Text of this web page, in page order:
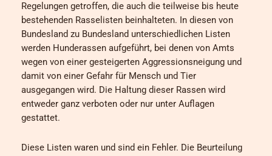
Regelungen getroffen, die auch die teilweise bis heute
bestehenden Rasselisten beinhalteten. In diesen von
Bundesland zu Bundesland unterschiedlichen Listen
werden Hunderassen aufgeführt, bei denen von Amts
wegen von einer gesteigerten Aggressionsneigung und
damit von einer Gefahr für Mensch und Tier
ausgegangen wird. Die Haltung dieser Rassen wird
entweder ganz verboten oder nur unter Auflagen
gestattet.
Diese Listen waren und sind ein Fehler. Die Beurteilung